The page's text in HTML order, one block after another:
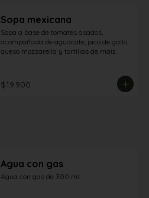
Sopa mexicana
Sopa a base de tomates asados,
acompañada de aguacate, pico de gallo,
queso mozzarella y tortillas de maíz.
$19.900
Agua con gas
Agua con gas de 300 ml